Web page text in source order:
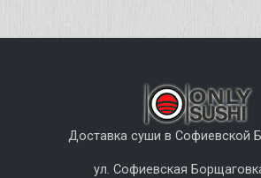
Доставка суши в Софиевской
ул. Софиевская